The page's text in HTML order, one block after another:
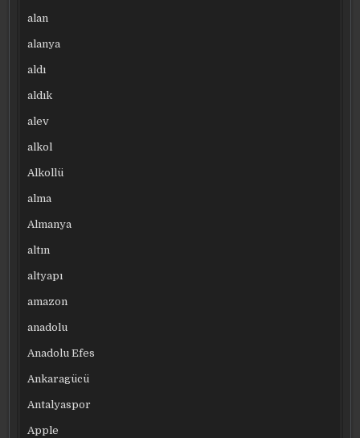
alan
alanya
aldı
aldık
alev
alkol
Alkollü
alma
Almanya
altın
altyapı
amazon
anadolu
Anadolu Efes
Ankaragücü
Antalyaspor
Apple